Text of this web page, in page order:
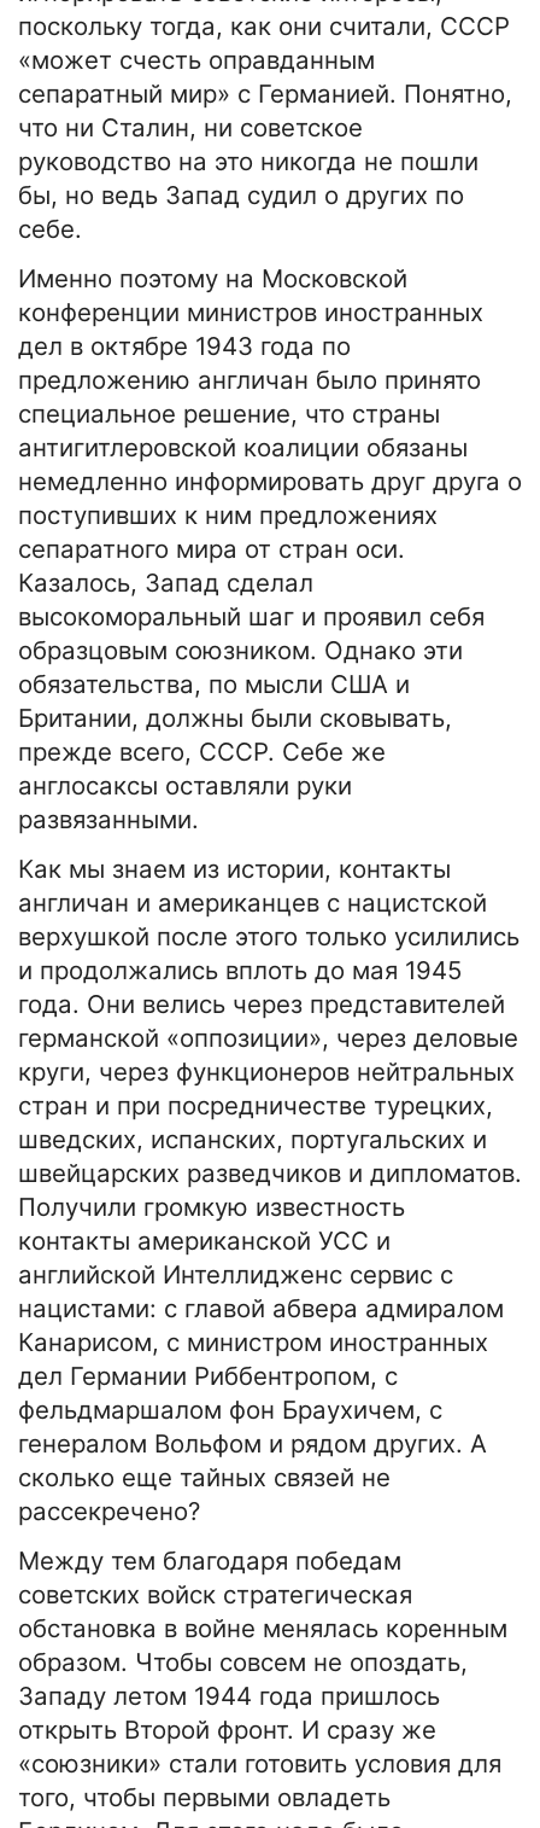
поскольку тогда, как они считали, СССР
«может счесть оправданным
сепаратный мир» с Германией. Понятно,
что ни Сталин, ни советское
руководство на это никогда не пошли
бы, но ведь Запад судил о других по
себе.
Именно поэтому на Московской
конференции министров иностранных
дел в октябре 1943 года по
предложению англичан было принято
специальное решение, что страны
антигитлеровской коалиции обязаны
немедленно информировать друг друга о
поступивших к ним предложениях
сепаратного мира от стран оси.
Казалось, Запад сделал
высокоморальный шаг и проявил себя
образцовым союзником. Однако эти
обязательства, по мысли США и
Британии, должны были сковывать,
прежде всего, СССР. Себе же
англосаксы оставляли руки
развязанными.
Как мы знаем из истории, контакты
англичан и американцев с нацистской
верхушкой после этого только усилились
и продолжались вплоть до мая 1945
года. Они велись через представителей
германской «оппозиции», через деловые
круги, через функционеров нейтральных
стран и при посредничестве турецких,
шведских, испанских, португальских и
швейцарских разведчиков и дипломатов.
Получили громкую известность
контакты американской УСС и
английской Интеллидженс сервис с
нацистами: с главой абвера адмиралом
Канарисом, с министром иностранных
дел Германии Риббентропом, с
фельдмаршалом фон Браухичем, с
генералом Вольфом и рядом других. А
сколько еще тайных связей не
рассекречено?
Между тем благодаря победам
советских войск стратегическая
обстановка в войне менялась коренным
образом. Чтобы совсем не опоздать,
Западу летом 1944 года пришлось
открыть Второй фронт. И сразу же
«союзники» стали готовить условия для
того, чтобы первыми овладеть